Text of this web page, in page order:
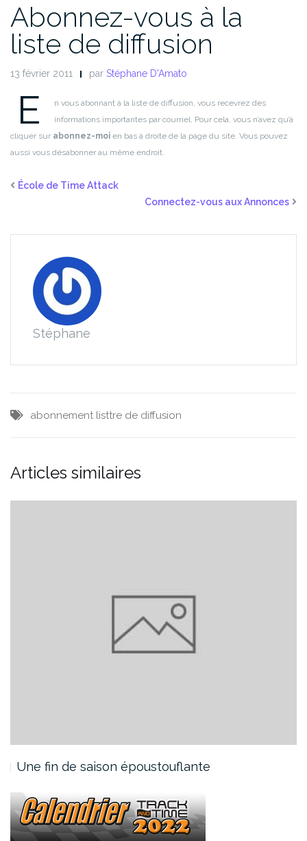
Abonnez-vous à la
liste de diffusion
13 février 2011 par Stéphane D'Amato
E
n vous abonnant à la liste de diffusion, vous recevrez des
informations importantes par courriel. Pour cela, vous n’avez qu’à
cliquer sur abonnez-moi en bas à droite de la page du site. Vous pouvez
aussi vous désabonner au même endroit.
École de Time Attack
Connectez-vous aux Annonces
Stéphane
abonnement listtre de diffusion
Articles similaires
Une fin de saison époustouflante